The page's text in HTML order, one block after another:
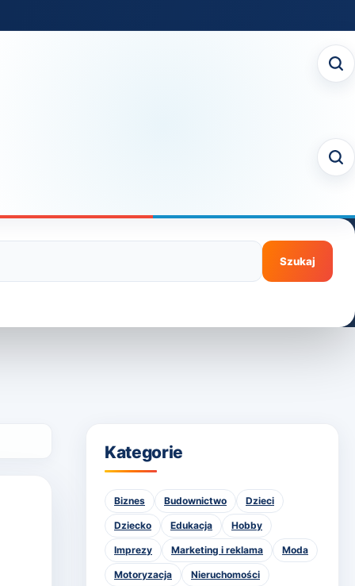
Kategorie
Biznes Budownictwo Dzieci
Dziecko Edukacja Hobby
Imprezy Marketing i reklama Moda
Motoryzacja Nieruchomości